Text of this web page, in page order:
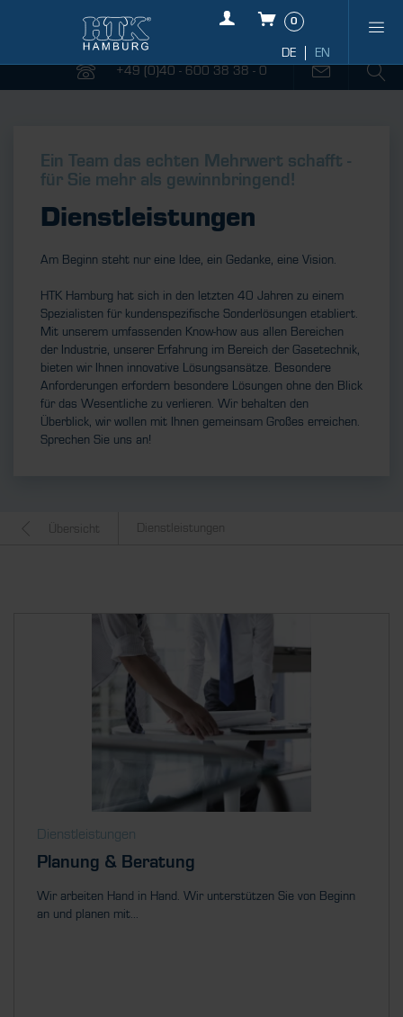
0
+49 (0)40 - 600 38 38 - 0
Ein Team das echten Mehrwert schafft -
für Sie mehr als gewinnbringend!
Dienstleistungen
Am Beginn steht nur eine Idee, ein Gedanke, eine Vision.
HTK Hamburg hat sich in den letzten 40 Jahren zu einem
Spezialisten für kundenspezifische Sonderlösungen etabliert.
Mit unserem umfassenden Know-how aus allen Bereichen
der Industrie, unserer Erfahrung im Bereich der Gasetechnik,
bieten wir Ihnen innovative Lösungsansätze. Besondere
Anforderungen erfordern besondere Lösungen ohne den Blick
für das Wesentliche zu verlieren. Wir behalten den
Überblick, wir wollen mit Ihnen gemeinsam Großes erreichen.
Sprechen Sie uns an!
Übersicht Dienstleistungen
Dienstleistungen
Planung & Beratung
Wir arbeiten Hand in Hand. Wir unterstützen Sie von Beginn
an und planen mit...